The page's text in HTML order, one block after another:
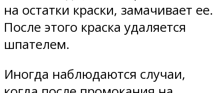
на остатки краски, замачивает ее.
После этого краска удаляется
шпателем.
Иногда наблюдаются случаи,